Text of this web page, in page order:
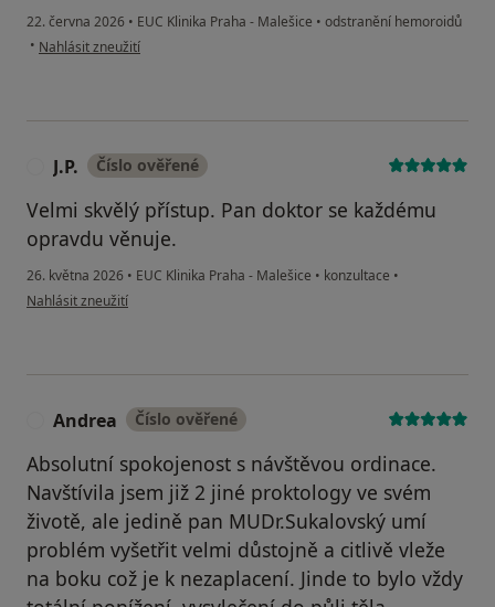
22. června 2026 • EUC Klinika Praha - Malešice • odstranění hemoroidů
• podle názoru uživatele Ivo Šulc
Nahlásit zneužití
J.P. Číslo ověřené
Velmi skvělý přístup. Pan doktor se každému
opravdu věnuje.
26. května 2026 • EUC Klinika Praha - Malešice • konzultace •
podle názoru uživatele J.P.
Nahlásit zneužití
Andrea Číslo ověřené
Absolutní spokojenost s návštěvou ordinace.
Navštívila jsem již 2 jiné proktology ve svém
životě, ale jedině pan MUDr.Sukalovský umí
problém vyšetřit velmi důstojně a citlivě vleže
na boku což je k nezaplacení. Jinde to bylo vždy